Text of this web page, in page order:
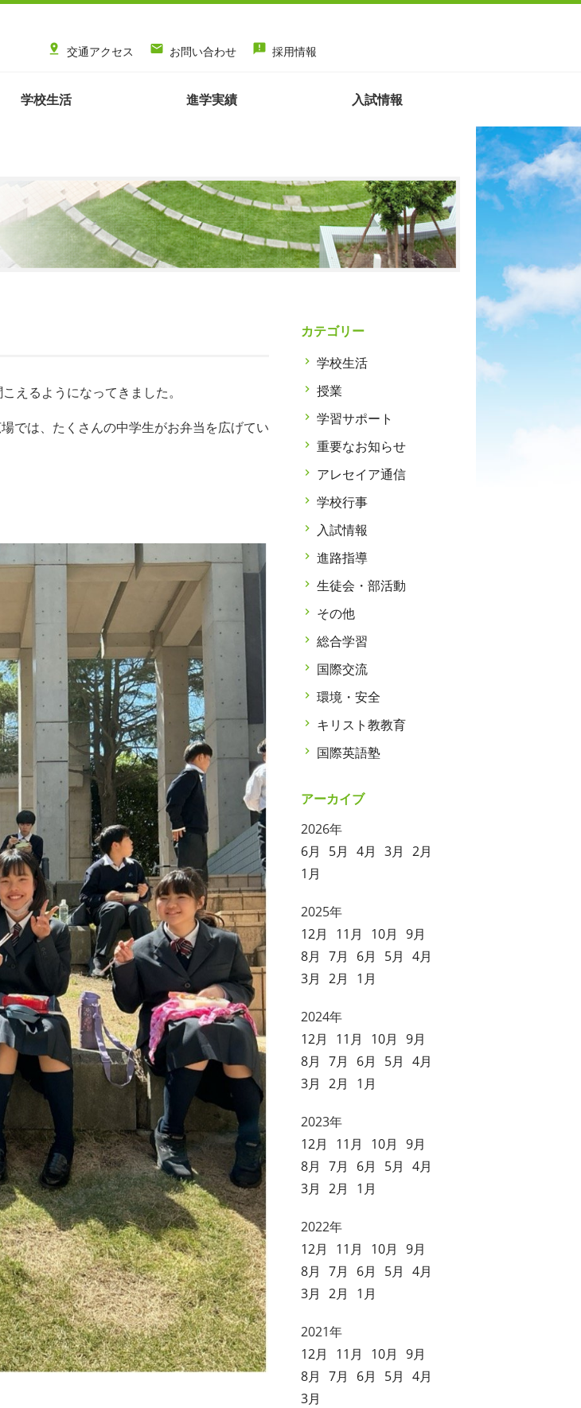
 交通アクセス  お問い合わせ announcement 採用情報
学校生活 進学実績 入試情報
えるようになってきました。
では、たくさんの中学生がお弁当を広げてい
カテゴリー
学校生活
授業
学習サポート
重要なお知らせ
アレセイア通信
学校行事
入試情報
進路指導
生徒会・部活動
その他
総合学習
国際交流
環境・安全
キリスト教教育
国際英語塾
アーカイブ
2026年
6月
5月 4月 3月 2月
1月
2025年
12月
11月 10月 9月
8月 7月 6月 5月 4月
3月 2月 1月
2024年
12月
11月 10月 9月
8月 7月 6月 5月 4月
3月 2月 1月
2023年
12月
11月 10月 9月
8月 7月 6月 5月 4月
3月 2月 1月
2022年
12月
11月 10月 9月
8月 7月 6月 5月 4月
3月 2月 1月
2021年
12月
11月 10月 9月
8月 7月 6月 5月 4月
3月